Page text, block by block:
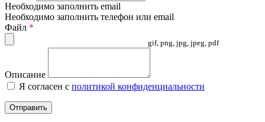
Необходимо заполнить email
Необходимо заполнить телефон или email
Файл *
gif, png, jpg, jpeg, pdf
Описание
Я согласен с политикой конфиденциальности
Отправить